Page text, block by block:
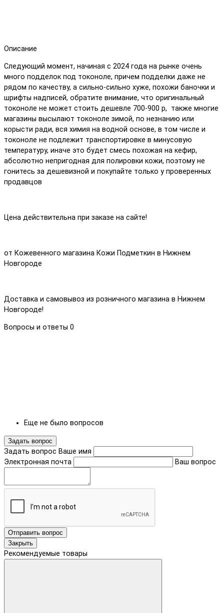
Описание
Следующий момент, начиная с 2024 года на рынке очень
много подделок под токоноле, причем подделки даже не
рядом по качеству, а сильно-сильно хуже, похожи баночки и
шрифты надписей, обратите внимание, что оригинальный
токоноле не может стоить дешевле 700-900 р, также многие
магазины высылают токоноле зимой, по незнанию или
корысти ради, вся химия на водной основе, в том числе и
токоноле не подлежит транспортировке в минусовую
температуру, иначе это будет смесь похожая на кефир,
абсолютно непригодная для полировки кожи, поэтому не
гонитесь за дешевизной и покупайте только у проверенных
продавцов
Цена действительна при заказе на сайте!
от Кожевенного магазина Кожи Подметкин в Нижнем
Новгороде
Доставка и самовывоз из розничного магазина в Нижнем
Новгороде!
Вопросы и ответы 0
Еще не было вопросов
Задать вопрос
Задать вопрос Ваше имя
Электронная почта
Ваш вопрос
Отправить вопрос
Закрыть
Рекомендуемые товары